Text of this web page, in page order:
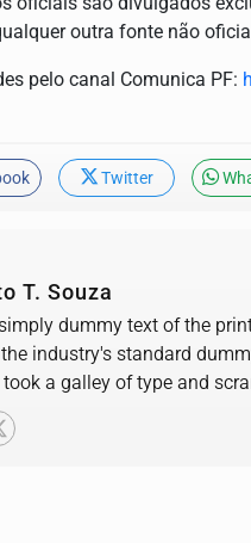
outra fonte não
pelo canal Comunica PF:
Twitter
T. Souza
dummy text of the
industry's standard
a galley of type and